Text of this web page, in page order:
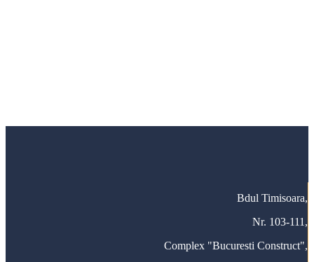
Bdul Timisoara,
Nr. 103-111,
Complex "Bucuresti Construct",